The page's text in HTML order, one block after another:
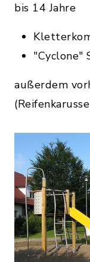
bis 14 Jahre
"Cyclone"
außerdem